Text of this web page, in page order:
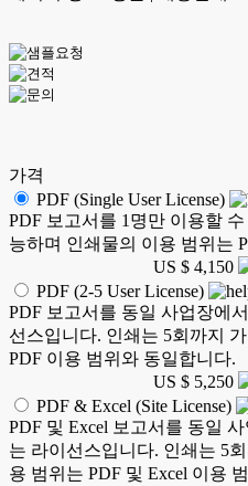
가격
PDF (Single User License)
PDF 보고서를 1명만 이용할
능하며 인쇄물의 이용 범위는
US $ 4,150
PDF (2-5 User License)
PDF 보고서를 동일 사업장에
선스입니다. 인쇄는 5회까지
PDF 이용 범위와 동일합니다.
US $ 5,250
PDF & Excel (Site License)
PDF 및 Excel 보고서를 동일
는 라이선스입니다. 인쇄는 5
용 범위는 PDF 및 Excel 이용